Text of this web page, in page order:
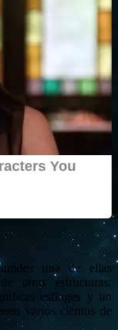
una de ellas
otras estructuras.
esfinges y un
varios cientos de